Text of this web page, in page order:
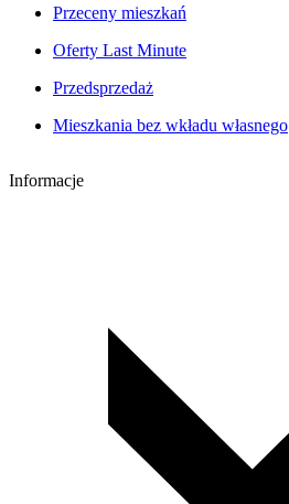
Przeceny mieszkań
Oferty Last Minute
Przedsprzedaż
Mieszkania bez wkładu własnego
Informacje